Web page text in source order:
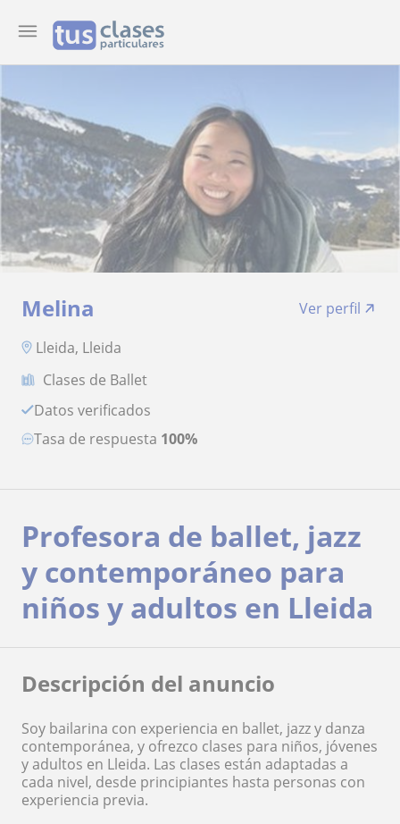
Melina
Ver perfil
Lleida, Lleida
Clases de Ballet
Datos verificados
Tasa de respuesta 100%
Profesora de ballet, jazz
y contemporáneo para
niños y adultos en Lleida
Descripción del anuncio
Soy bailarina con experiencia en ballet, jazz y danza
contemporánea, y ofrezco clases para niños, jóvenes
y adultos en Lleida. Las clases están adaptadas a
cada nivel, desde principiantes hasta personas con
experiencia previa.